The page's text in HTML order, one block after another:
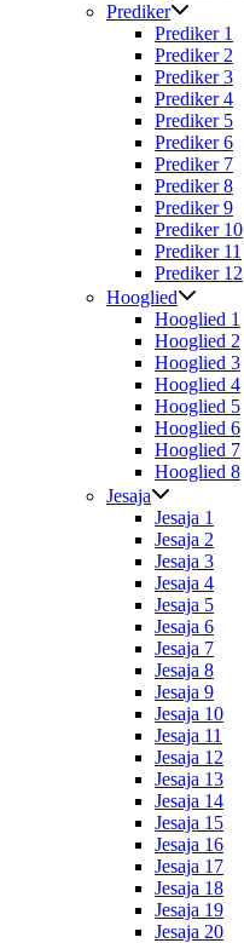
Prediker
Prediker 1
Prediker 2
Prediker 3
Prediker 4
Prediker 5
Prediker 6
Prediker 7
Prediker 8
Prediker 9
Prediker 10
Prediker 11
Prediker 12
Hooglied
Hooglied 1
Hooglied 2
Hooglied 3
Hooglied 4
Hooglied 5
Hooglied 6
Hooglied 7
Hooglied 8
Jesaja
Jesaja 1
Jesaja 2
Jesaja 3
Jesaja 4
Jesaja 5
Jesaja 6
Jesaja 7
Jesaja 8
Jesaja 9
Jesaja 10
Jesaja 11
Jesaja 12
Jesaja 13
Jesaja 14
Jesaja 15
Jesaja 16
Jesaja 17
Jesaja 18
Jesaja 19
Jesaja 20